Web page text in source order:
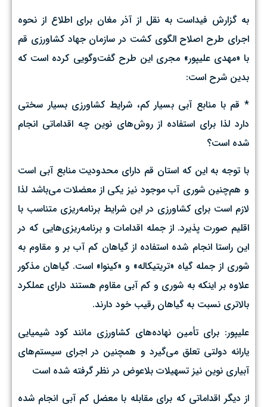
به گزارش فیداست به نقل از آذر مغان برای اطلاع از نحوه
اجرای طرح اصلاح الگوی کشت در سازمان جهاد کشاورزی قم
با «مهدی علیپور» مجری این طرح گفت‌وگویی کرده است که
بدین شرح است:
* قم با منابع آبی بسیار کم، شرایط کشاورزی بسیار سختی
دارد لذا برای استفاده از روش‌های نوین چه اقداماتی انجام
شده است؟
با توجه به این که استان قم دارای محدودیت منابع آبی است
و هم‌چنین شوری آب موجود نیز یکی از معضلات می‌باشد لذا
لازم است برای کشاورزی در این شرایط برنامه‌ریزی متناسب با
اقلیم صورت پذیرد. از جمله اقدامات و برنامه‌ریزی‌هایی که در
این راستا انجام شده استفاده از گیاهان کم آب بر و مقاوم به
شوری از جمله گیاه «تریتیکاله» و «کینوا» است. گیاهان مذکور
علاوه بر اینکه به شوری و کم آبی مقاوم هستند دارای عملکرد
بالاتری نسبت به گیاهان رقیب خود دارند.
علیپور: برای تأمین نهاده‌های کشاورزی مانند کود شیمیایی
یارانه دولتی تعلق می‌گیرد و همچنین در اجرای سیستم‌های
آبیاری نوین نیز تسهیلات بلاعوض در نظر گرفته شده است
از دیگر اقداماتی که برای مقابله با معضل کم آبی انجام شده